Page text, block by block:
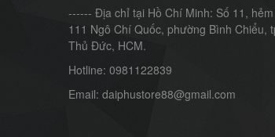
------ Địa chỉ tại Hồ Chí Minh: Số 11, hẻm
111 Ngô Chí Quốc, phường Bình Chiểu,
Thủ Đức, HCM.
Hotline: 0981122839
Email: daiphustore88@gmail.com